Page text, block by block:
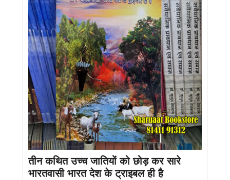
तीन कथित उच्च जातियों को छोड़ कर सारे
भारतवासी भारत देश के ट्राइबल ही है